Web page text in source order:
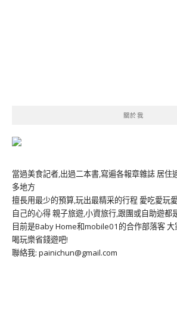
關於我
當過美食記者,出過二本書,寫遍各報章雜誌 居住
多地方
擅長用最少的預算,玩出最精采的行程 愛吃愛玩
自己的心得 親子旅遊,小資旅行,跟團或自助遊都
目前是Baby Home和mobile01的合作部落客
喝玩樂省錢遊吧!
聯絡我: painichun@gmail.com